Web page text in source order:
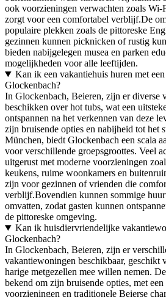
ook voorzieningen verwachten zoals
zorgt voor een comfortabel verblijf.De
populaire plekken zoals de pittoreske
gezinnen kunnen picknicken of rustig
bieden nabijgelegen musea en parken
mogelijkheden voor alle leeftijden.
Kan ik een vakantiehuis huren met
Glockenbach?
In Glockenbach, Beieren, zijn er diverse
beschikken over hot tubs, wat een
ontspannen na het verkennen van deze
zijn bruisende opties en nabijheid tot het
München, biedt Glockenbach een scala
voor verschillende groepsgroottes. Veel
uitgerust met moderne voorzieningen
keukens, ruime woonkamers en
zijn voor gezinnen of vrienden die
verblijf.Bovendien kunnen sommige
omvatten, zodat gasten kunnen
de pittoreske omgeving.
Kan ik huisdiervriendelijke
Glockenbach?
In Glockenbach, Beieren, zijn er
vakantiewoningen beschikbaar, geschikt
harige metgezellen mee willen nemen.
bekend om zijn bruisende opties, met
voorzieningen en traditionele Beierse